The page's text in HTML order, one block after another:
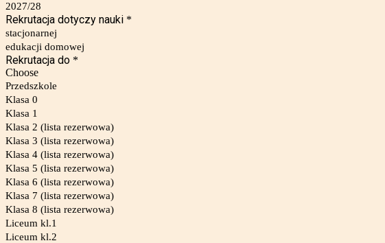
2027/28
Rekrutacja dotyczy nauki *
stacjonarnej
edukacji domowej
Rekrutacja do *
Choose
Przedszkole
Klasa 0
Klasa 1
Klasa 2 (lista rezerwowa)
Klasa 3 (lista rezerwowa)
Klasa 4 (lista rezerwowa)
Klasa 5 (lista rezerwowa)
Klasa 6 (lista rezerwowa)
Klasa 7 (lista rezerwowa)
Klasa 8 (lista rezerwowa)
Liceum kl.1
Liceum kl.2